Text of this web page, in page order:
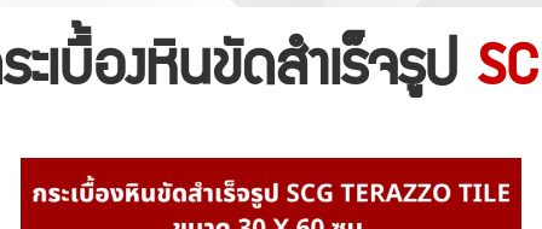
ะเบื้องหินขัดสำเร็จรูป